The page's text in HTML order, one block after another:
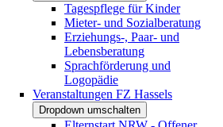
Tagespflege für Kinder
Mieter- und Sozialberatung
Erziehungs-, Paar- und
Lebensberatung
Sprachförderung und
Logopädie
Veranstaltungen FZ Hassels
Dropdown umschalten